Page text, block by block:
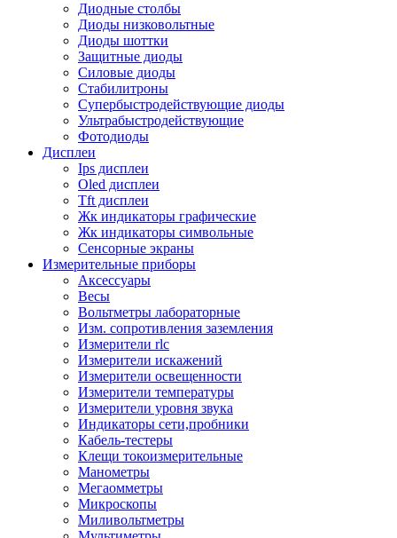
Диодные столбы
Диоды низковольтные
Диоды шоттки
Защитные диоды
Силовые диоды
Стабилитроны
Супербыстродействующие диоды
Ультрабыстродействующие
Фотодиоды
Дисплеи
Ips дисплеи
Oled дисплеи
Tft дисплеи
Жк индикаторы графические
Жк индикаторы символьные
Сенсорные экраны
Измерительные приборы
Аксессуары
Весы
Вольтметры лабораторные
Изм. сопротивления заземления
Измерители rlc
Измерители искажений
Измерители освещенности
Измерители температуры
Измерители уровня звука
Индикаторы сети,пробники
Кабель-тестеры
Клещи токоизмерительные
Манометры
Мегаомметры
Микроскопы
Миливольтметры